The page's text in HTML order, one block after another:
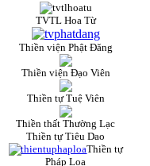
TVTL Hoa Từ
Thiền viện Phật Đăng
Thiền viện Đạo Viên
Thiền tự Tuệ Viên
Thiền thất Thường Lạc
Thiền tự Tiêu Dao
Thiền tự
Pháp Loa